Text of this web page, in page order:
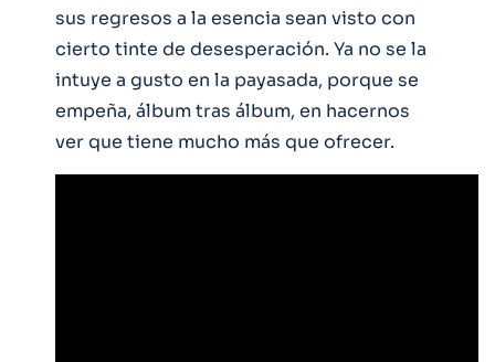
sus regresos a la esencia sean visto con
cierto tinte de desesperación. Ya no se la
intuye a gusto en la payasada, porque se
empeña, álbum tras álbum, en hacernos
ver que tiene mucho más que ofrecer.